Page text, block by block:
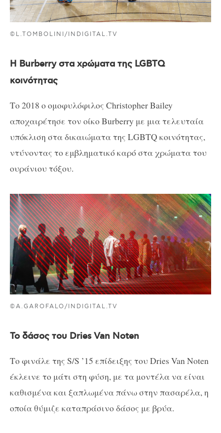
©L.TOMBOLINI/INDIGITAL.TV
Η Burberry στα χρώματα της LGBTQ
κοινότητας
Το 2018 ο ομοφυλόφιλος Christopher Bailey
αποχαιρέτησε τον οίκο Burberry με μια τελευταία
υπόκλιση στα δικαιώματα της LGBTQ κοινότητας,
ντύνοντας το εμβληματικό καρό στα χρώματα του
ουράνιου τόξου.
©A.GAROFALO/INDIGITAL.TV
Το δάσος του Dries Van Noten
Το φινάλε της S/S ’15 επίδειξης του Dries Van Noten
έκλεινε το μάτι στη φύση, με τα μοντέλα να είναι
καθισμένα και ξαπλωμένα πάνω στην πασαρέλα, η
οποία θύμιζε καταπράσινο δάσος με βρύα.